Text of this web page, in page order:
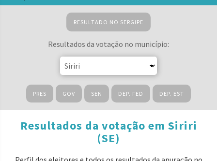
RESULTADO NO SERGIPE
Resultados da votação no município:
PRES GOV SEN DEP. FED DEP. EST
Resultados da votação em Siriri
(SE)